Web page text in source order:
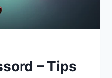
– Tips